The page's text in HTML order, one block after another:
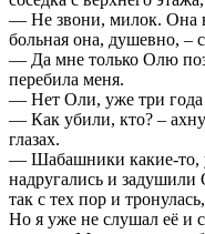
— Не звони, милок. Она
больная она, душевно, –
— Да мне только Олю
перебила меня.
— Нет Оли, уже три года
— Как убили, кто? –
глазах.
— Шабашники какие-то,
надругались и
так с тех пор и
Но я уже не слушал её и